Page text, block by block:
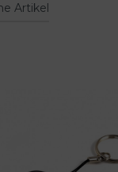
Artikel